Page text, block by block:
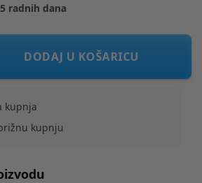
radnih dana
Sleepi V3 white
DODAJ U KOŠARICU
kupnja
kupnju